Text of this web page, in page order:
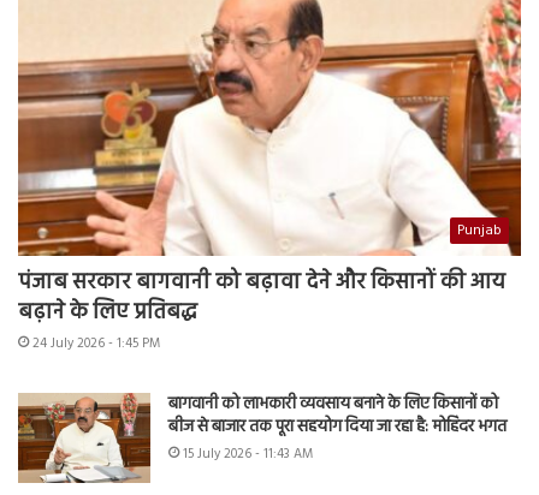
Punjab
पंजाब सरकार बागवानी को बढ़ावा देने और किसानों की आय
बढ़ाने के लिए प्रतिबद्ध
24 July 2026 - 1:45 PM
बागवानी को लाभकारी व्यवसाय बनाने के लिए किसानों को
बीज से बाजार तक पूरा सहयोग दिया जा रहा है: मोहिंदर भगत
15 July 2026 - 11:43 AM